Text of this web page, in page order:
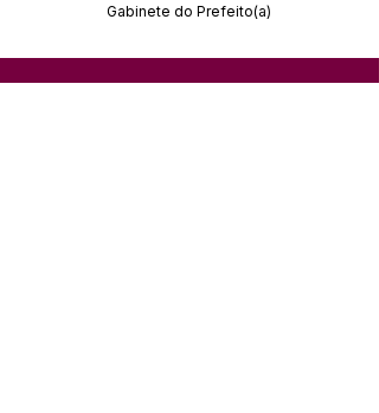
Gabinete do Prefeito(a)